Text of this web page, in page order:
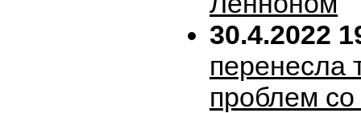
30.4.2022
перенесла
проблем